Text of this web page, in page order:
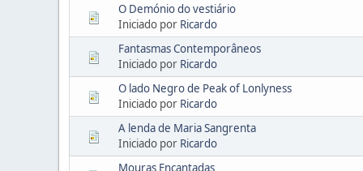
O Demónio do vestiário
Iniciado por Ricardo
Fantasmas Contemporâneos
Iniciado por Ricardo
O lado Negro de Peak of Lonlyness
Iniciado por Ricardo
A lenda de Maria Sangrenta
Iniciado por Ricardo
Mouras Encantadas